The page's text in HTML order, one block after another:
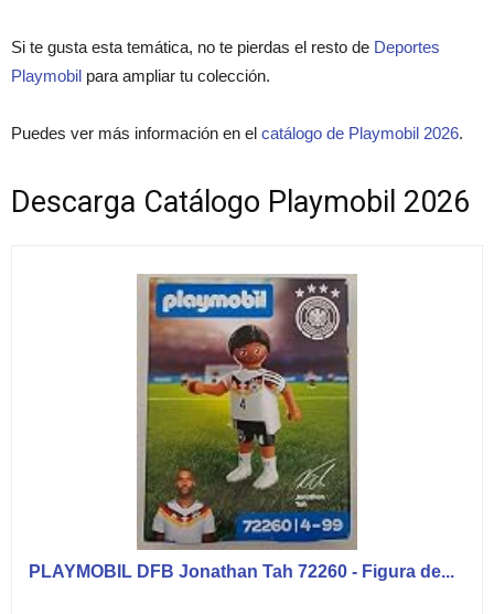
Si te gusta esta temática, no te pierdas el resto de Deportes
Playmobil para ampliar tu colección.
Puedes ver más información en el catálogo de Playmobil 2026.
Descarga Catálogo Playmobil 2026
PLAYMOBIL DFB Jonathan Tah 72260 - Figura de...